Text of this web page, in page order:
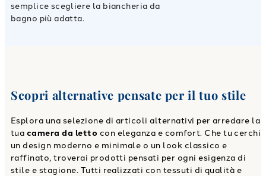
semplice scegliere la biancheria da
bagno più adatta.
Scopri alternative pensate per il tuo stile
Esplora una selezione di articoli alternativi per arredare la
tua camera da letto con eleganza e comfort. Che tu cerchi
un design moderno e minimale o un look classico e
raffinato, troverai prodotti pensati per ogni esigenza di
stile e stagione. Tutti realizzati con tessuti di qualità e